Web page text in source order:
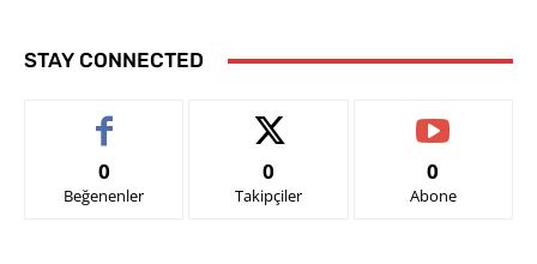
STAY CONNECTED
0
Beğenenler
0
Takipçiler
0
Abone